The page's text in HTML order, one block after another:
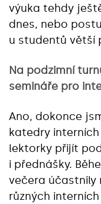
výuka tehdy
dnes, nebo
u studentů větší
Na podzimní
semináře pro
Ano, dokonce
katedry
lektorky přijít
i přednášky.
večera účastnily
různých